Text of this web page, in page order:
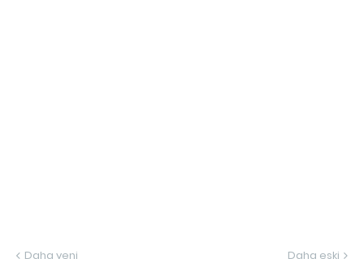
Daha yeni Daha eski